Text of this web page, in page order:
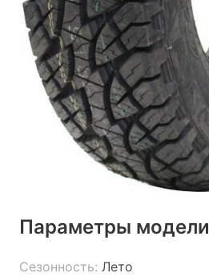
Параметры модели
Сезонность: Лето